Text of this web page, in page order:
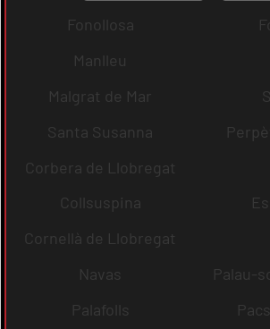
Fonollosa
Manlleu
Malgrat de Mar
Santa Susanna
Corbera de Llobregat
Collsuspina
Cornellà de Llobregat
Navas
Palau-
Palafolls